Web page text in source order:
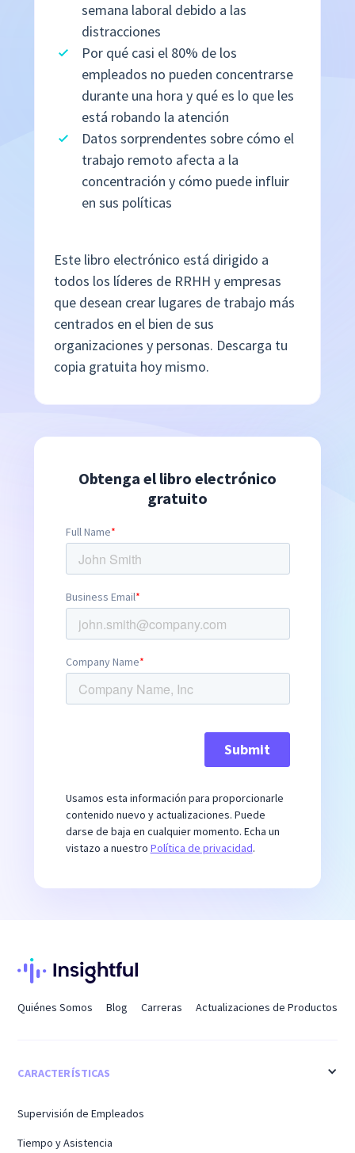
semana laboral debido a las
distracciones
Por qué casi el 80% de los
empleados no pueden concentrarse
durante una hora y qué es lo que les
está robando la atención
Datos sorprendentes sobre cómo el
trabajo remoto afecta a la
concentración y cómo puede influir
en sus políticas
Este libro electrónico está dirigido a
todos los líderes de RRHH y empresas
que desean crear lugares de trabajo más
centrados en el bien de sus
organizaciones y personas. Descarga tu
copia gratuita hoy mismo.
Obtenga el libro electrónico
gratuito
Usamos esta información para proporcionarle
contenido nuevo y actualizaciones. Puede
darse de baja en cualquier momento. Echa un
vistazo a nuestro Política de privacidad.
Quiénes Somos Blog Carreras Actualizaciones de Productos
CARACTERÍSTICAS
Supervisión de Empleados
Tiempo y Asistencia